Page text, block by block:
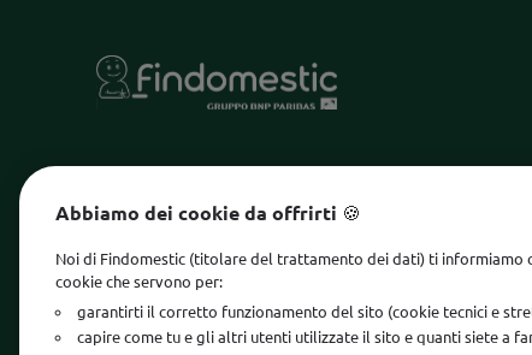
Lavora con noi
Diventa partner
Abbiamo dei cookie da offrirti 🍪
Noi di Findomestic (titolare del trattamento dei dati) ti informiamo
cookie che servono per:
garantirti il corretto funzionamento del sito (cookie tecnici e
capire come tu e gli altri utenti utilizzate il sito e quanti siete a